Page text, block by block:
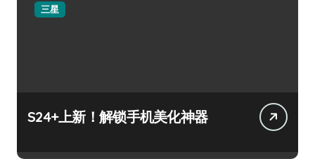
三星
S24+上新！解锁手机美化神器